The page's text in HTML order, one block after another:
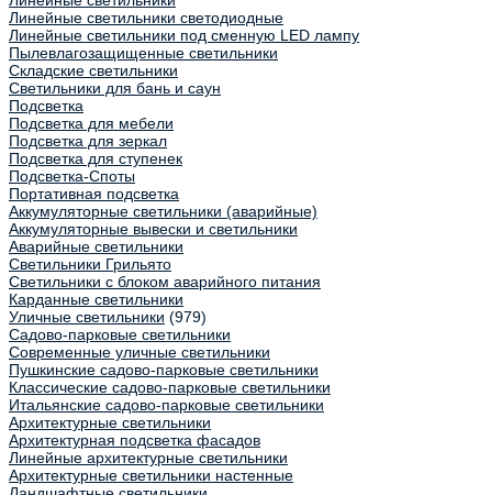
Линейные светильники светодиодные
Линейные светильники под сменную LED лампу
Пылевлагозащищенные светильники
Складские светильники
Светильники для бань и саун
Подсветка
Подсветка для мебели
Подсветка для зеркал
Подсветка для ступенек
Подсветка-Споты
Портативная подсветка
Аккумуляторные светильники (аварийные)
Аккумуляторные вывески и светильники
Аварийные светильники
Светильники Грильято
Светильники с блоком аварийного питания
Карданные светильники
Уличные светильники (979)
Садово-парковые светильники
Современные уличные светильники
Пушкинские садово-парковые светильники
Классические садово-парковые светильники
Итальянские садово-парковые светильники
Архитектурные светильники
Архитектурная подсветка фасадов
Линейные архитектурные светильники
Архитектурные светильники настенные